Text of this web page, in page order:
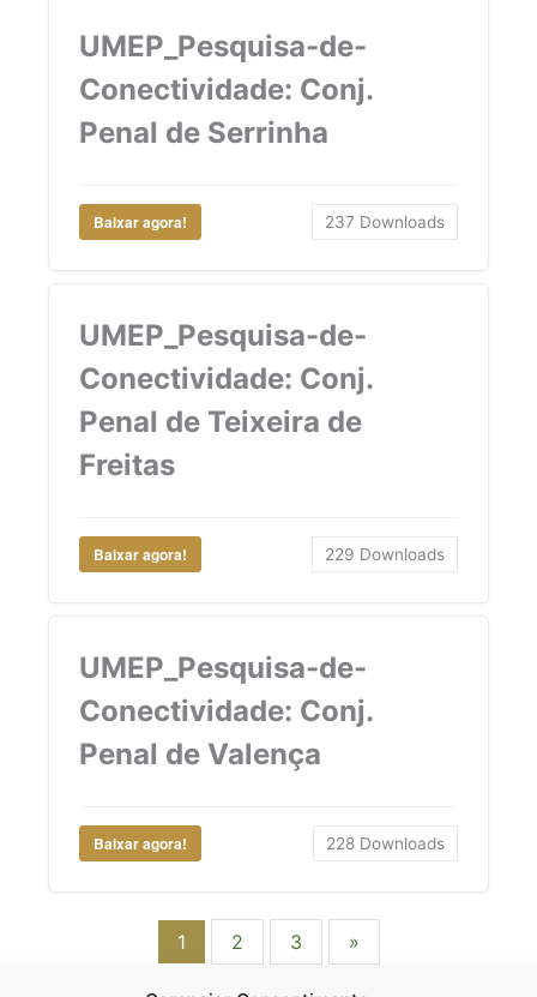
UMEP_Pesquisa-de-
Conectividade: Conj.
Penal de Serrinha
Baixar agora! 237 Downloads
UMEP_Pesquisa-de-
Conectividade: Conj.
Penal de Teixeira de
Freitas
Baixar agora! 229 Downloads
UMEP_Pesquisa-de-
Conectividade: Conj.
Penal de Valença
Baixar agora! 228 Downloads
1 2 3 »